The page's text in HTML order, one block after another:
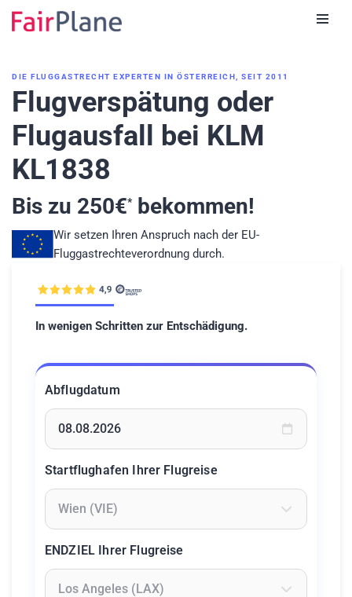
DIE FLUGGASTRECHT EXPERTEN IN ÖSTERREICH, SEIT 2011
Flugverspätung oder
Flugausfall bei KLM
KL1838
Bis zu 250€*bekommen!
Wir setzen Ihren Anspruch nach der EU-
Fluggastrechteverordnung durch.
In wenigen Schritten zur Entschädigung.
Abflugdatum
Startflughafen Ihrer Flugreise
ENDZIEL Ihrer Flugreise